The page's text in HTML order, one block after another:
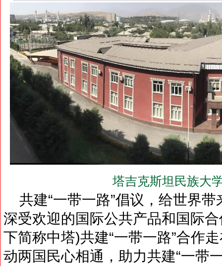
塔吉克斯坦民族大
共建“一带一路”倡议，给世界
深受欢迎的国际公共产品和国际
下简称中塔)共建“一带一路”合作
动两国民心相通，助力共建“一带